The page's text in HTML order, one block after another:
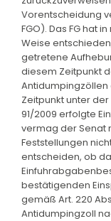
Vorentscheidung
FGO). Das FG hat
Weise
getretene
diesem Zeitpunkt
Zeitpunkt unter
91/2009 erfolgte
vermag der Senat
Feststellungen
entscheiden, ob
bestätigenden
gemäß Art. 220
Antidumpingzoll